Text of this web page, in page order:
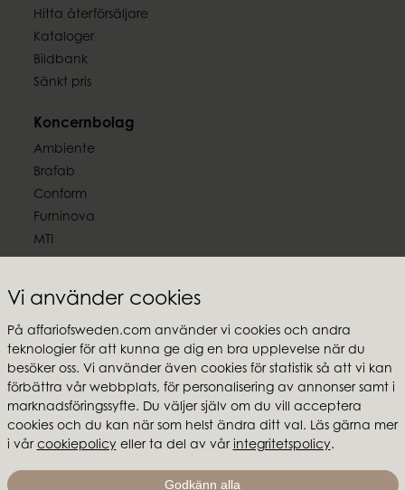
Vi använder cookies
På affariofsweden.com använder vi cookies och andra
teknologier för att kunna ge dig en bra upplevelse när du
besöker oss. Vi använder även cookies för statistik så att vi kan
förbättra vår webbplats, för personalisering av annonser samt i
marknadsföringssyfte. Du väljer själv om du vill acceptera
cookies och du kan när som helst ändra ditt val. Läs gärna mer
i vår cookiepolicyeller ta del av vår integritetspolicy.
Godkänn alla
Hitta återförsäljare
Kataloger
Bildbank
Sänkt pris
Koncernbolag
Ambiente
Brafab
Conform
Furninova
MTI
Affari of Sweden
Om oss
Inspiration